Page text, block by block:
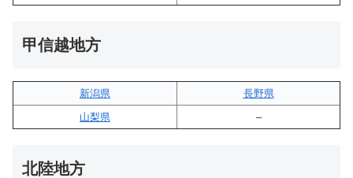
甲信越地方
新潟県
長野県
山梨県
–
北陸地方